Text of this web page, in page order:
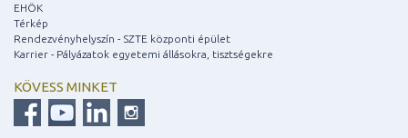
EHÖK
Térkép
Rendezvényhelyszín - SZTE központi épület
Karrier - Pályázatok egyetemi állásokra, tisztségekre
KÖVESS MINKET